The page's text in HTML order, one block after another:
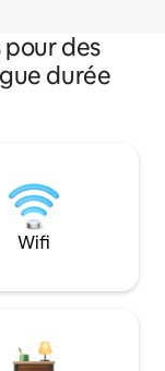
des
durée
Wifi